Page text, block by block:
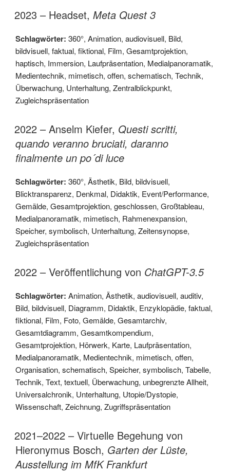
2023 – Headset, Meta Quest 3
Schlagwörter: 360°, Animation, audiovisuell, Bild,
bildvisuell, faktual, fiktional, Film, Gesamtprojektion,
haptisch, Immersion, Laufpräsentation, Medialpanoramatik,
Medientechnik, mimetisch, offen, schematisch, Technik,
Überwachung, Unterhaltung, Zentralblickpunkt,
Zugleichspräsentation
2022 – Anselm Kiefer, Questi scritti,
quando veranno bruciati, daranno
finalmente un po´di luce
Schlagwörter: 360°, Ästhetik, Bild, bildvisuell,
Blicktransparenz, Denkmal, Didaktik, Event/Performance,
Gemälde, Gesamtprojektion, geschlossen, Großtableau,
Medialpanoramatik, mimetisch, Rahmenexpansion,
Speicher, symbolisch, Unterhaltung, Zeitensynopse,
Zugleichspräsentation
2022 – Veröffentlichung von ChatGPT-3.5
Schlagwörter: Animation, Ästhetik, audiovisuell, auditiv,
Bild, bildvisuell, Diagramm, Didaktik, Enzyklopädie, faktual,
fiktional, Film, Foto, Gemälde, Gesamtarchiv,
Gesamtdiagramm, Gesamtkompendium,
Gesamtprojektion, Hörwerk, Karte, Laufpräsentation,
Medialpanoramatik, Medientechnik, mimetisch, offen,
Organisation, schematisch, Speicher, symbolisch, Tabelle,
Technik, Text, textuell, Überwachung, unbegrenzte Allheit,
Universalchronik, Unterhaltung, Utopie/Dystopie,
Wissenschaft, Zeichnung, Zugriffspräsentation
2021–2022 – Virtuelle Begehung von
Hieronymus Bosch, Garten der Lüste,
Ausstellung im MfK Frankfurt